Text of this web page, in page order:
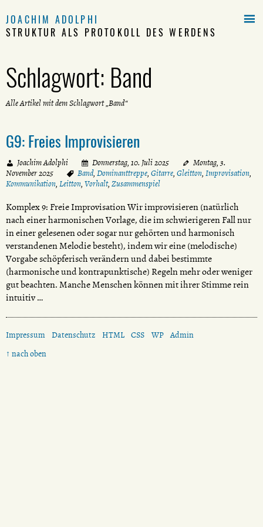
JOACHIM ADOLPHI
STRUKTUR ALS PROTOKOLL DES WERDENS
Schlagwort: Band
Alle Artikel mit dem Schlagwort „Band“
G9: Freies Improvisieren
Joachim Adolphi Donnerstag, 10. Juli 2025
Montag, 3.
November 2025
Band, Dominanttreppe, Gitarre, Gleitton, Improvisation,
Kommunikation, Leitton, Vorhalt, Zusammenspiel
Komplex 9: Freie Improvisation Wir improvisieren (natürlich
nach einer harmonischen Vorlage, die im schwierigeren Fall nur
in einer gelesenen oder sogar nur gehörten und harmonisch
verstandenen Melodie besteht), indem wir eine (melodische)
Vorgabe schöpferisch verändern und dabei bestimmte
(harmonische und kontrapunktische) Regeln mehr oder weniger
gut beachten. Manche Menschen können mit ihrer Stimme rein
intuitiv …

Impressum Datenschutz HTML CSS WP Admin
↑ nach oben